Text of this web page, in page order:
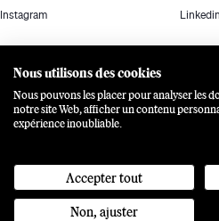
Instagram Linkedin
Nous utilisons des cookies
Nous pouvons les placer pour analyser les
notre site Web, afficher un contenu
expérience inoubliable.
Accepter tout
Non, ajuster